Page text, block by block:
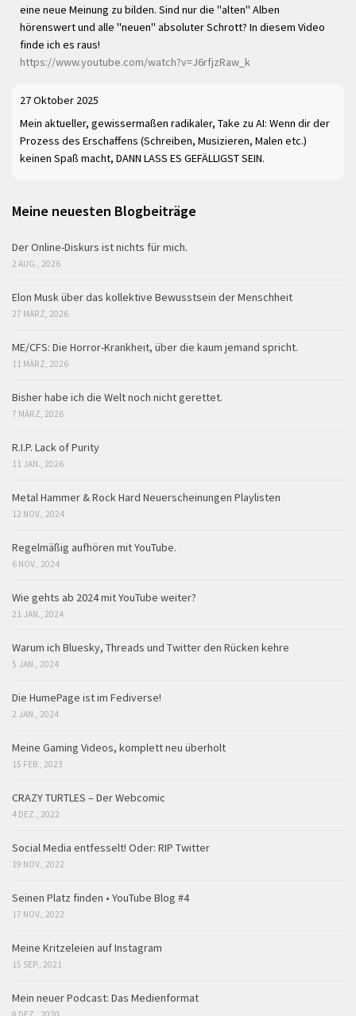
eine neue Meinung zu bilden. Sind nur die "alten" Alben
hörenswert und alle "neuen" absoluter Schrott? In diesem Video
finde ich es raus!
https://www.youtube.com/watch?v=J6rfjzRaw_k
27 Oktober 2025
Mein aktueller, gewissermaßen radikaler, Take zu AI: Wenn dir der
Prozess des Erschaffens (Schreiben, Musizieren, Malen etc.)
keinen Spaß macht, DANN LASS ES GEFÄLLIGST SEIN.
Meine neuesten Blogbeiträge
Der Online-Diskurs ist nichts für mich.
2 AUG., 2026
Elon Musk über das kollektive Bewusstsein der Menschheit
27 MÄRZ, 2026
ME/CFS: Die Horror-Krankheit, über die kaum jemand spricht.
11 MÄRZ, 2026
Bisher habe ich die Welt noch nicht gerettet.
7 MÄRZ, 2026
R.I.P. Lack of Purity
11 JAN., 2026
Metal Hammer & Rock Hard Neuerscheinungen Playlisten
12 NOV., 2024
Regelmäßig aufhören mit YouTube.
6 NOV., 2024
Wie gehts ab 2024 mit YouTube weiter?
21 JAN., 2024
Warum ich Bluesky, Threads und Twitter den Rücken kehre
5 JAN., 2024
Die HumePage ist im Fediverse!
2 JAN., 2024
Meine Gaming Videos, komplett neu überholt
15 FEB., 2023
CRAZY TURTLES – Der Webcomic
4 DEZ., 2022
Social Media entfesselt! Oder: RIP Twitter
19 NOV., 2022
Seinen Platz finden • YouTube Blog #4
17 NOV., 2022
Meine Kritzeleien auf Instagram
15 SEP., 2021
Mein neuer Podcast: Das Medienformat